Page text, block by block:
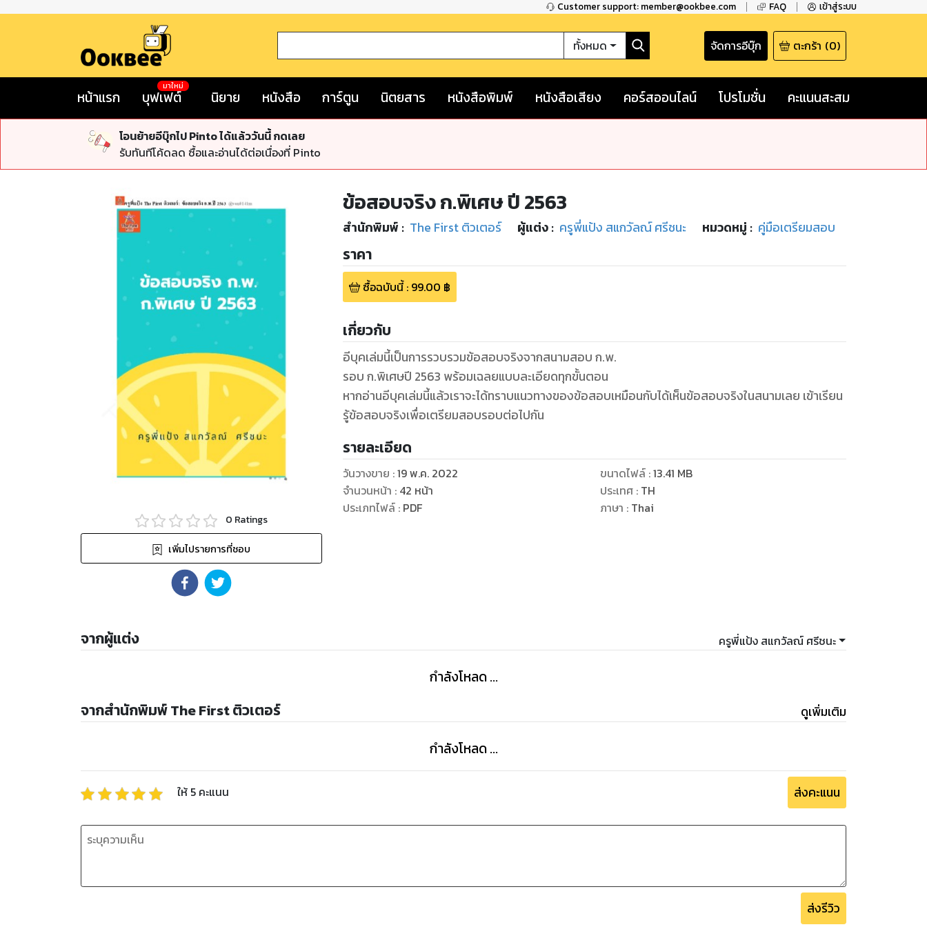
Customer support: member@ookbee.com FAQ เข้าสู่ระบบ
ทั้งหมด จัดการอีบุ๊ก ตะกร้า (0)
หน้าแรก บุฟเฟต์
มาใหม่
นิยาย หนังสือ การ์ตูน นิตยสาร หนังสือพิมพ์ หนังสือเสียง คอร์สออนไลน์ โปรโมชั่น คะแนนสะสม
โอนย้ายอีบุ๊กไป Pinto ได้แล้ววันนี้ กดเลย
รับทันทีโค้ดลด ซื้อและอ่านได้ต่อเนื่องที่ Pinto
0 Ratings
เพิ่มไปรายการที่ชอบ
ข้อสอบจริง ก.พิเศษ ปี 2563
สำนักพิมพ์ : The First ติวเตอร์ ผู้แต่ง : ครูพี่แป้ง สแกวัลณ์ ศรีชนะ หมวดหมู่ : คู่มือเตรียมสอบ
ราคา
ซื้อฉบับนี้: 99.00 ฿
เกี่ยวกับ
อีบุคเล่มนี้เป็นการรวบรวมข้อสอบจริงจากสนามสอบ ก.พ.
รอบ ก.พิเศษปี 2563 พร้อมเฉลยแบบละเอียดทุกขั้นตอน
หากอ่านอีบุคเล่มนี้แล้วเราจะได้ทราบแนวทางของข้อสอบเหมือนกับได้เห็นข้อสอบจริงในสนามเลย เข้าเรียน
รู้ข้อสอบจริงเพื่อเตรียมสอบรอบต่อไปกัน
รายละเอียด
วันวางขาย :19 พ.ค. 2022
จำนวนหน้า : 42 หน้า
ประเภทไฟล์: PDF
ขนาดไฟล์:13.41 MB
ประเทศ : TH
ภาษา : Thai
จากผู้แต่ง ครูพี่แป้ง สแกวัลณ์ ศรีชนะ
กำลังโหลด ...
จากสำนักพิมพ์ The First ติวเตอร์ ดูเพิ่มเติม
กำลังโหลด ...
ให้ 5 คะแนน ส่งคะแนน
ส่งรีวิว